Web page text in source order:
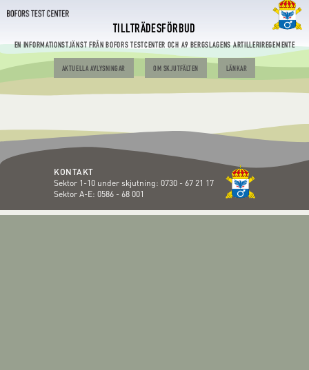
TILLTRÄDESFÖRBUD
EN INFORMATIONSTJÄNST FRÅN BOFORS TESTCENTER OCH A9 BERGSLAGENS ARTILLERIREGEMENTE
AKTUELLA AVLYSNINGAR OM SKJUTFÄLTEN LÄNKAR
KONTAKT
Sektor 1-10 under skjutning: 0730 - 67 21 17
Sektor A-E: 0586 - 68 001